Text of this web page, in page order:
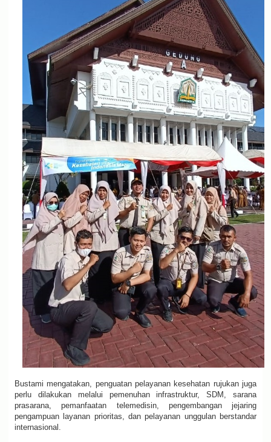
Bustami mengatakan, penguatan pelayanan kesehatan rujukan juga
perlu dilakukan melalui pemenuhan infrastruktur, SDM, sarana
prasarana, pemanfaatan telemedisin, pengembangan jejaring
pengampuan layanan prioritas, dan pelayanan unggulan berstandar
internasional.